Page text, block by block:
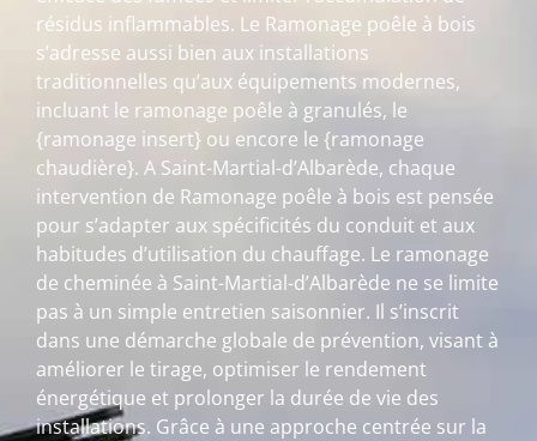
résidus inflammables. Le Ramonage poêle à bois
s’adresse aussi bien aux installations
traditionnelles qu’aux équipements modernes,
incluant le ramonage poêle à granulés, le
{ramonage insert} ou encore le {ramonage
chaudière}. A Saint-Martial-d’Albarède, chaque
intervention de Ramonage poêle à bois est pensée
pour s’adapter aux spécificités du conduit et aux
habitudes d’utilisation du chauffage. Le ramonage
de cheminée à Saint-Martial-d’Albarède ne se limite
pas à un simple entretien saisonnier. Il s’inscrit
dans une démarche globale de prévention, visant à
améliorer le tirage, optimiser le rendement
énergétique et prolonger la durée de vie des
installations. Grâce à une approche centrée sur la